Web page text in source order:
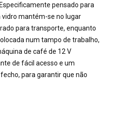
pensado para
mantém-se no lugar
para transporte, enquanto
num tampo de trabalho,
de café de 12 V
de fácil acesso e um
para garantir que não